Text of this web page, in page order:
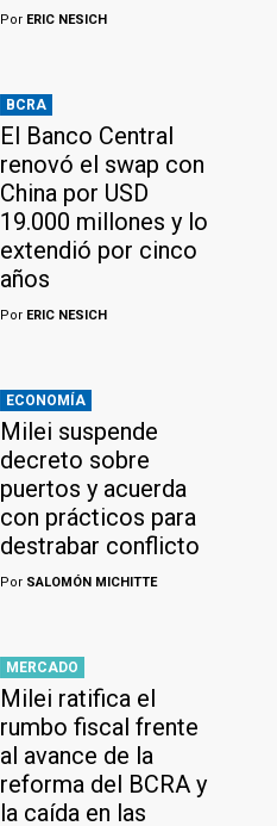
Por ERIC NESICH
BCRA
El Banco Central
renovó el swap con
China por USD
19.000 millones y lo
extendió por cinco
años
Por ERIC NESICH
ECONOMÍA
Milei suspende
decreto sobre
puertos y acuerda
con prácticos para
destrabar conflicto
Por SALOMÓN MICHITTE
MERCADO
Milei ratifica el
rumbo fiscal frente
al avance de la
reforma del BCRA y
la caída en las